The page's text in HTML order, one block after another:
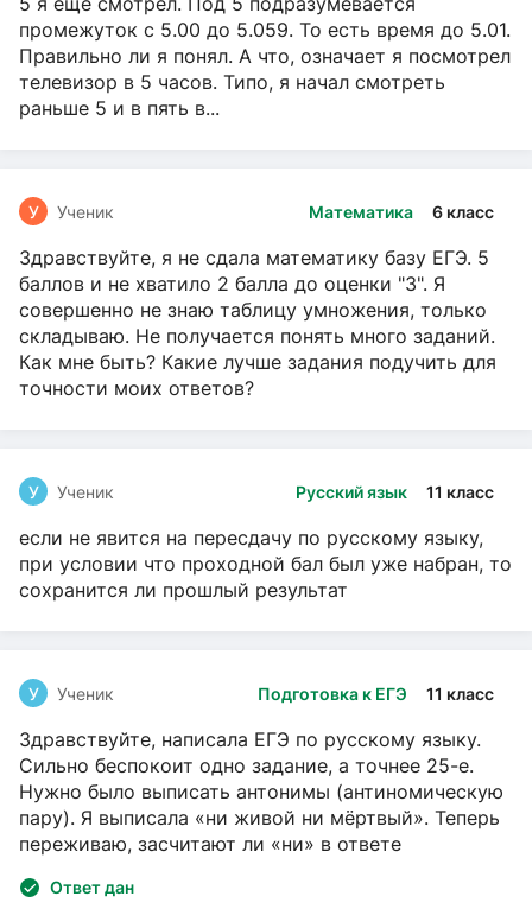
промежуток с 5.00 до 5.059. То есть время до 5.01.
Правильно ли я понял. А что, означает я посмотрел
телевизор в 5 часов. Типо, я начал смотреть
раньше 5 и в пять в...
Математика 6 класс
У Ученик
Здравствуйте, я не сдала математику базу ЕГЭ. 5
баллов и не хватило 2 балла до оценки "3". Я
совершенно не знаю таблицу умножения, только
складываю. Не получается понять много заданий.
Как мне быть? Какие лучше задания подучить для
точности моих ответов?
Русский язык 11 класс
У Ученик
если не явится на пересдачу по русскому языку,
при условии что проходной бал был уже набран, то
сохранится ли прошлый результат
Подготовка к ЕГЭ 11 класс
У Ученик
Здравствуйте, написала ЕГЭ по русскому языку.
Сильно беспокоит одно задание, а точнее 25-е.
Нужно было выписать антонимы (антиномическую
пару). Я выписала «ни живой ни мёртвый». Теперь
переживаю, засчитают ли «ни» в ответе
Ответ дан